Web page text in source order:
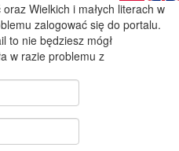
Wielkich i małych literach w
zalogować się do portalu.
to nie będziesz mógł
w razie problemu z